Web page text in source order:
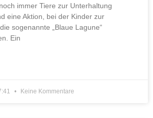
immer Tiere zur Unterhaltung
eine Aktion, bei der Kinder zur
sogenannte „Blaue Lagune“
Ein
Keine Kommentare